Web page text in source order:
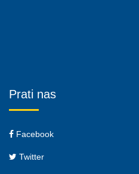
Prati nas
Facebook
Twitter